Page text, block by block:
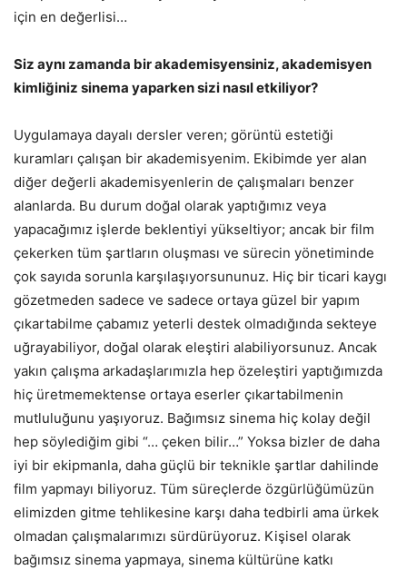
için en değerlisi…
Siz aynı zamanda bir akademisyensiniz, akademisyen
kimliğiniz sinema yaparken sizi nasıl etkiliyor?
Uygulamaya dayalı dersler veren; görüntü estetiği
kuramları çalışan bir akademisyenim. Ekibimde yer alan
diğer değerli akademisyenlerin de çalışmaları benzer
alanlarda. Bu durum doğal olarak yaptığımız veya
yapacağımız işlerde beklentiyi yükseltiyor; ancak bir film
çekerken tüm şartların oluşması ve sürecin yönetiminde
çok sayıda sorunla karşılaşıyorsununuz. Hiç bir ticari kaygı
gözetmeden sadece ve sadece ortaya güzel bir yapım
çıkartabilme çabamız yeterli destek olmadığında sekteye
uğrayabiliyor, doğal olarak eleştiri alabiliyorsunuz. Ancak
yakın çalışma arkadaşlarımızla hep özeleştiri yaptığımızda
hiç üretmemektense ortaya eserler çıkartabilmenin
mutluluğunu yaşıyoruz. Bağımsız sinema hiç kolay değil
hep söylediğim gibi “… çeken bilir…” Yoksa bizler de daha
iyi bir ekipmanla, daha güçlü bir teknikle şartlar dahilinde
film yapmayı biliyoruz. Tüm süreçlerde özgürlüğümüzün
elimizden gitme tehlikesine karşı daha tedbirli ama ürkek
olmadan çalışmalarımızı sürdürüyoruz. Kişisel olarak
bağımsız sinema yapmaya, sinema kültürüne katkı